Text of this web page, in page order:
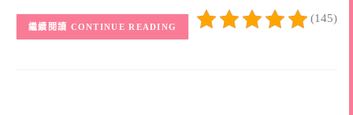
(145)
CONTINUE READING